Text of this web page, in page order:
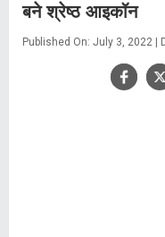
बने श्रेष्ठ आइकॉन
Published On: July 3, 2022 |